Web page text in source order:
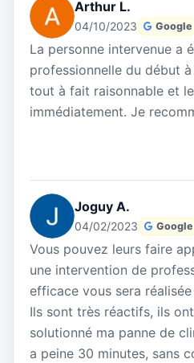
Arthur L.
04/10/2023 Google
La personne intervenue a
professionnelle du début
tout à fait raisonnable et
immédiatement. Je
Joguy A.
04/02/2023 Google
Vous pouvez leurs faire
une intervention de
efficace vous sera
Ils sont très réactifs, ils
solutionné ma panne de
a peine 30 minutes, sans